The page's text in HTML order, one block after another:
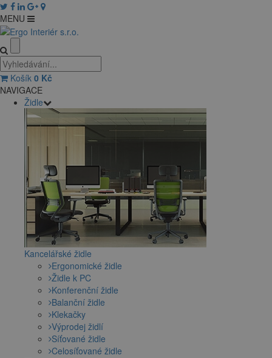
MENU
Košík 0 Kč
NAVIGACE
Židle
Kancelářské židle
Ergonomické židle
Židle k PC
Konferenční židle
Balanční židle
Klekačky
Výprodej židlí
Síťované židle
Celosíťované židle